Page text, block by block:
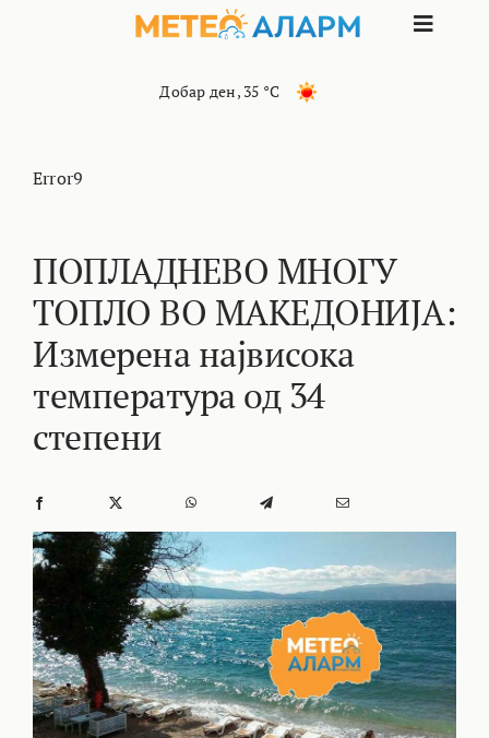
Toggle
ИНТЕРЕСНО
КОНТАКТ
МАРКЕТИНГ
Добар ден, 35 °C
Error9
ПОПЛАДНЕВО МНОГУ
ТОПЛО ВО МАКЕДОНИЈА:
Измерена највисока
температура од 34
степени